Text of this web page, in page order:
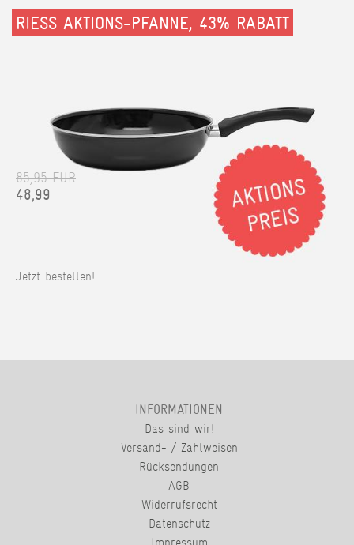
RIESS AKTIONS-PFANNE, 43% RABATT
85,95 EUR
48,99
Jetzt bestellen!
INFORMATIONEN
Das sind wir!
Versand- / Zahlweisen
Rücksendungen
AGB
Widerrufsrecht
Datenschutz